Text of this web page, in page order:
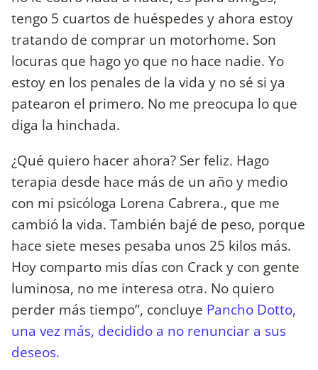
tengo 5 cuartos de huéspedes y ahora estoy
tratando de comprar un motorhome. Son
locuras que hago yo que no hace nadie. Yo
estoy en los penales de la vida y no sé si ya
patearon el primero. No me preocupa lo que
diga la hinchada.
¿Qué quiero hacer ahora? Ser feliz. Hago
terapia desde hace más de un año y medio
con mi psicóloga Lorena Cabrera., que me
cambió la vida. También bajé de peso, porque
hace siete meses pesaba unos 25 kilos más.
Hoy comparto mis días con Crack y con gente
luminosa, no me interesa otra. No quiero
perder más tiempo”, concluye Pancho Dotto,
una vez más, decidido a no renunciar a sus
deseos.